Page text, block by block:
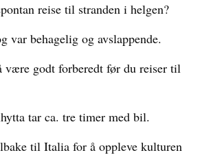
reise til stranden i helgen?
var behagelig og avslappende.
være godt forberedt før du reiser til
tar ca. tre timer med bil.
til Italia for å oppleve kulturen